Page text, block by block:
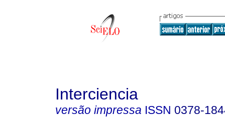
Interciencia
versão impressa ISSN 0378-